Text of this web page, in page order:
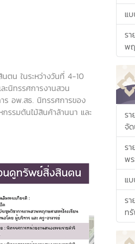
ตน ในระหว่างวันที่ 4-10
ะนิทรรศการงานสวน
ร อพ.สธ. นิทรรศการของ
รรมต้นไม้สินค้าล้านนา และ
แ
ร
พ
ร
จั
ร
พ
แ
ร
ท